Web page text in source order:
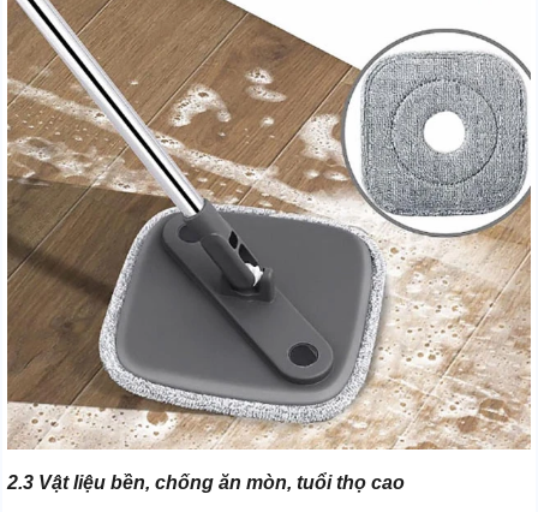
2.3 Vật liệu bền, chống ăn mòn, tuổi thọ cao